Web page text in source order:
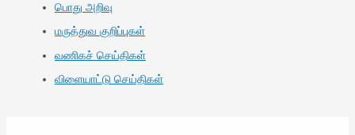
பொது அறிவு
மருத்துவ குறிப்புகள்
வணிகச் செய்திகள்
விளையாட்டு செய்திகள்